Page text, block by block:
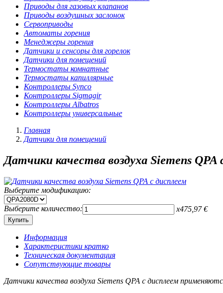
Приводы для газовых клапанов
Приводы воздушных заслонок
Сервоприводы
Автоматы горения
Менеджеры горения
Датчики и сенсоры для горелок
Датчики для помещений
Термостаты комнатные
Термостаты капиллярные
Контроллеры Synco
Контроллеры Sigmagir
Контроллеры Albatros
Контроллеры универсальные
Главная
Датчики для помещений
Датчики качества воздуха Siemens QPA
Выберите модификацию:
Выберите количество: x475,97 €
Информация
Характеристики кратко
Техническая документация
Сопутствующие товары
Датчики качества воздуха Siemens QPA с дисплеем